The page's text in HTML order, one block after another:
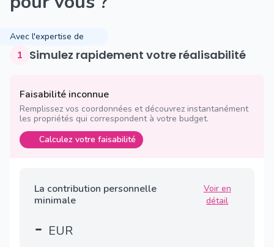
Avec l'expertise de
1 Simulez rapidement votre réalisabilité
Faisabilité inconnue
Remplissez vos coordonnées et découvrez instantanément
les propriétés qui correspondent à votre budget.
Calculez votre faisabilité
La contribution personnelle
minimale
Voir en
détail
- EUR